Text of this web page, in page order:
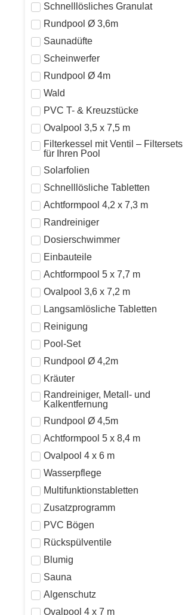
Schnelllösliches Granulat
Rundpool Ø 3,6m
Saunadüfte
Scheinwerfer
Rundpool Ø 4m
Wald
PVC T- & Kreuzstücke
Ovalpool 3,5 x 7,5 m
Filterkessel mit Ventil – Filtersets
für Ihren Pool
Solarfolien
Schnelllösliche Tabletten
Achtformpool 4,2 x 7,3 m
Randreiniger
Dosierschwimmer
Einbauteile
Achtformpool 5 x 7,7 m
Ovalpool 3,6 x 7,2 m
Langsamlösliche Tabletten
Reinigung
Pool-Set
Rundpool Ø 4,2m
Kräuter
Randreiniger, Metall- und
Kalkentfernung
Rundpool Ø 4,5m
Achtformpool 5 x 8,4 m
Ovalpool 4 x 6 m
Wasserpflege
Multifunktionstabletten
Zusatzprogramm
PVC Bögen
Rückspülventile
Blumig
Sauna
Algenschutz
Ovalpool 4 x 7 m